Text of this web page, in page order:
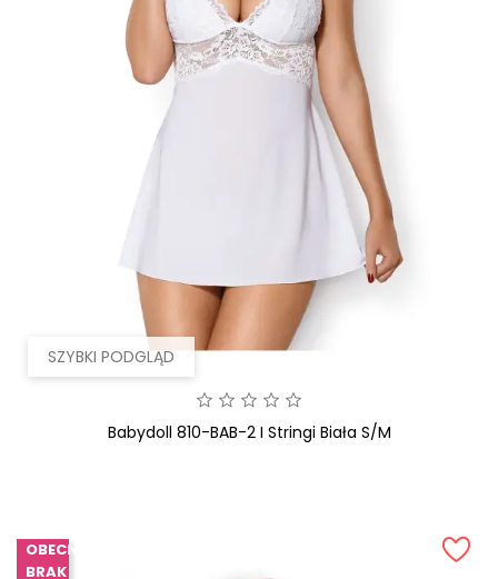
SZYBKI PODGLĄD
Babydoll 810-BAB-2 I Stringi Biała S/M
OBECNIE
BRAK